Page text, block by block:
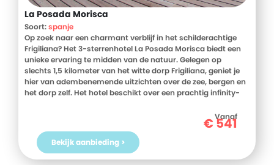
La Posada Morisca
Soort:spanje
Op zoek naar een charmant verblijf in het schilderachtige
Frigiliana? Het 3-sterrenhotel La Posada Morisca biedt een
unieke ervaring te midden van de natuur. Gelegen op
slechts 1,5 kilometer van het witte dorp Frigiliana, geniet je
hier van adembenemende uitzichten over de zee, bergen en
het dorp zelf. Het hotel beschikt over een prachtig infinity-
ontspannen. Elke kamer is individueel ingericht en voorzien
van moderne gemakken, waaronder airconditioning en een
minibar. Begin je dag met een heerlijk ontbijtbuffet en
ontdek de culinaire hoogstandjes in het eigen restaurant
'The Avo'. Met gratis parkeergelegenheid en de nabijheid van
Vanaf
€541
Bekijk aanbieding >